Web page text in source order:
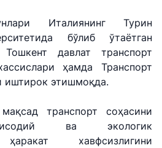
Италиянинг Турин
бўлиб ўтаётган
давлат транспорт
ҳамда Транспорт
иштирок этишмоқда.
транспорт соҳасини
ва экологик
хавфсизлигини